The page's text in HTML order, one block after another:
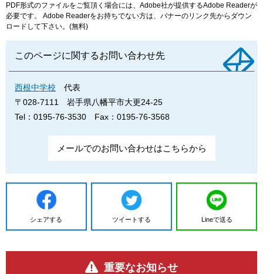
PDF形式のファイルをご覧頂く場合には、Adobe社が提供するAdobe Readerが
必要です。
Adobe Readerをお持ちでない方は、バナーのリンク先からダウン
ロードして下さい。(無料)
このページに関するお問い合わせ先
西根中学校
代表
〒028-7111
岩手県八幡平市大更24-25
Tel：0195-76-3530
Fax：0195-76-3568
メールでのお問い合わせはこちらから
シェアする ツイートする Lineで送る
重要なお知らせ